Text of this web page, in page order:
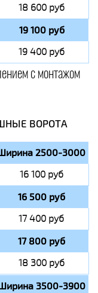
18 600 руб
19 100 руб
19 400 руб
с монтажом
ВОРОТА
2500-3000
16 100 руб
16 500 руб
17 400 руб
17 800 руб
18 300 руб
3500-3900